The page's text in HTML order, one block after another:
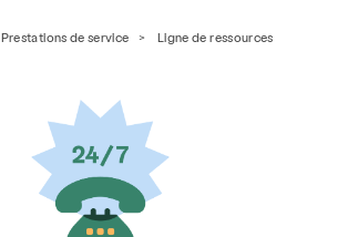
Prestations de service > Ligne de ressources